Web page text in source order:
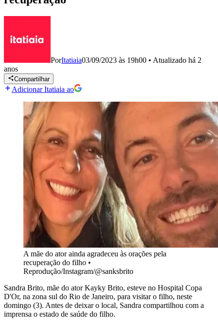
PorItatiaia03/09/2023 às 19h00 • Atualizado há 2
anos
Compartilhar
Adicionar Itatiaia ao
A mãe do ator ainda agradeceu às orações pela
recuperação do filho •
Reprodução/Instagram/@sanksbrito
Sandra Brito, mãe do ator Kayky Brito, esteve no Hospital Copa
D'Or, na zona sul do Rio de Janeiro, para visitar o filho, neste
domingo (3). Antes de deixar o local, Sandra compartilhou com a
imprensa o estado de saúde do filho.